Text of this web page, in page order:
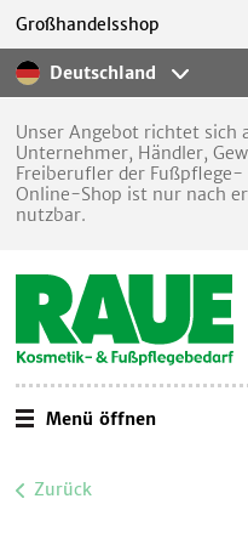
Deutschland
Großhandelsshop
Unser Angebot richtet sich
Unternehmer, Händler,
Freiberufler der
Online-Shop ist nur nach
nutzbar.
Menü öffnen
Zurück